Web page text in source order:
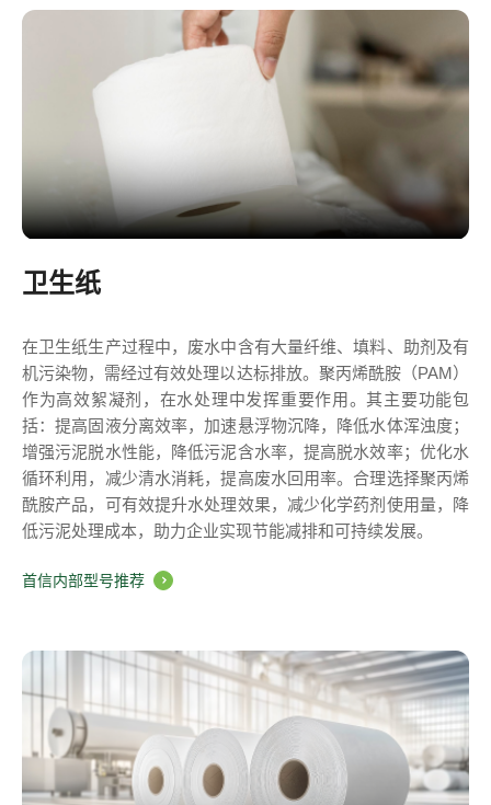
卫生纸
在卫生纸生产过程中，废水中含有大量纤维、填料、助剂及有
机污染物，需经过有效处理以达标排放。聚丙烯酰胺（PAM）
作为高效絮凝剂，在水处理中发挥重要作用。其主要功能包
括：提高固液分离效率，加速悬浮物沉降，降低水体浑浊度；
增强污泥脱水性能，降低污泥含水率，提高脱水效率；优化水
循环利用，减少清水消耗，提高废水回用率。合理选择聚丙烯
酰胺产品，可有效提升水处理效果，减少化学药剂使用量，降
低污泥处理成本，助力企业实现节能减排和可持续发展。
首信内部型号推荐